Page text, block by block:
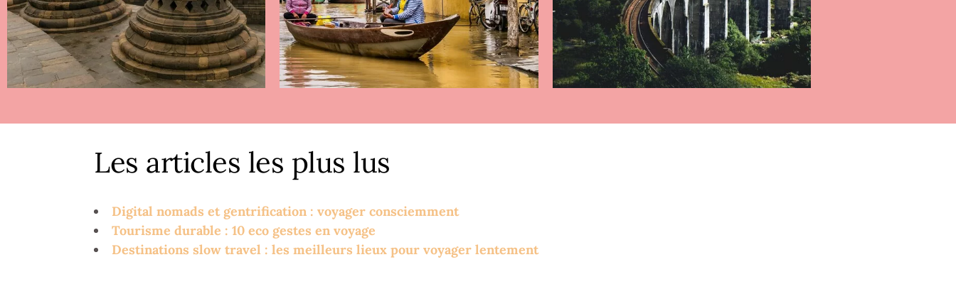
Les articles les plus lus
Digital nomads et gentrification : voyager consciemment
Tourisme durable : 10 eco gestes en voyage
Destinations slow travel : les meilleurs lieux pour voyager lentement